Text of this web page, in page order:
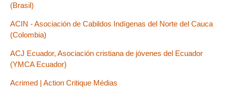
(Brasil)
ACIN - Asociación de Cabildos Indígenas del Norte del Cauca
(Colombia)
ACJ Ecuador, Asociación cristiana de jóvenes del Ecuador
(YMCA Ecuador)
Acrimed | Action Critique Médias